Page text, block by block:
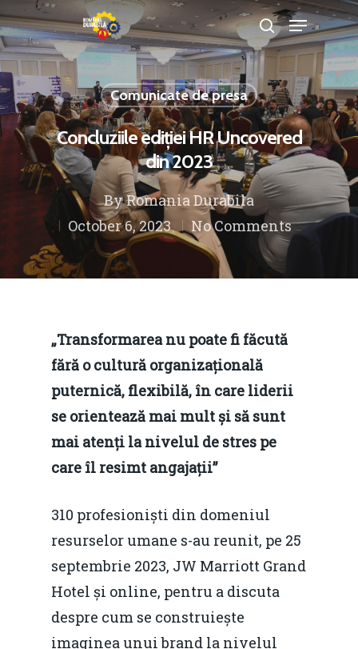
Hit enter to search or ESC to close
Comunicate de presa
Concluziile ediției HR Uncovered
din 2023
ByRomania Durabila
October 6, 2023
No Comments
„Transformarea nu poate fi făcută
fără o cultură organizațională
puternică, flexibilă, în care liderii
se orientează mai mult și să sunt
mai atenți la nivelul de stres pe
care îl resimt angajații”
310 profesioniști din domeniul
resurselor umane s-au reunit, pe 25
septembrie 2023, JW Marriott Grand
Hotel și online, pentru a discuta
despre cum se construiește
imaginea unui brand la nivelul